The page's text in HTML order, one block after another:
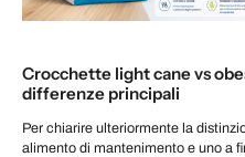
Crocchette light cane vs
differenze principali
Per chiarire ulteriormente la
alimento di mantenimento e uno a